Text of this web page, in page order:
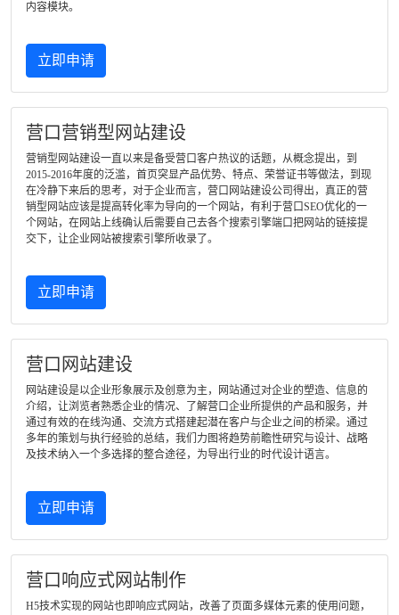
内容模块。
立即申请
营口营销型网站建设
营销型网站建设一直以来是备受营口客户热议的话题，从概念提出，到
2015-2016年度的泛滥，首页突显产品优势、特点、荣誉证书等做法，到现
在冷静下来后的思考，对于企业而言，营口网站建设公司得出，真正的营
销型网站应该是提高转化率为导向的一个网站，有利于营口SEO优化的一
个网站，在网站上线确认后需要自己去各个搜索引擎端口把网站的链接提
交下，让企业网站被搜索引擎所收录了。
立即申请
营口网站建设
网站建设是以企业形象展示及创意为主，网站通过对企业的塑造、信息的
介绍，让浏览者熟悉企业的情况、了解营口企业所提供的产品和服务，并
通过有效的在线沟通、交流方式搭建起潜在客户与企业之间的桥梁。通过
多年的策划与执行经验的总结，我们力图将趋势前瞻性研究与设计、战略
及技术纳入一个多选择的整合途径，为导出行业的时代设计语言。
立即申请
营口响应式网站制作
H5技术实现的网站也即响应式网站，改善了页面多媒体元素的使用问题，